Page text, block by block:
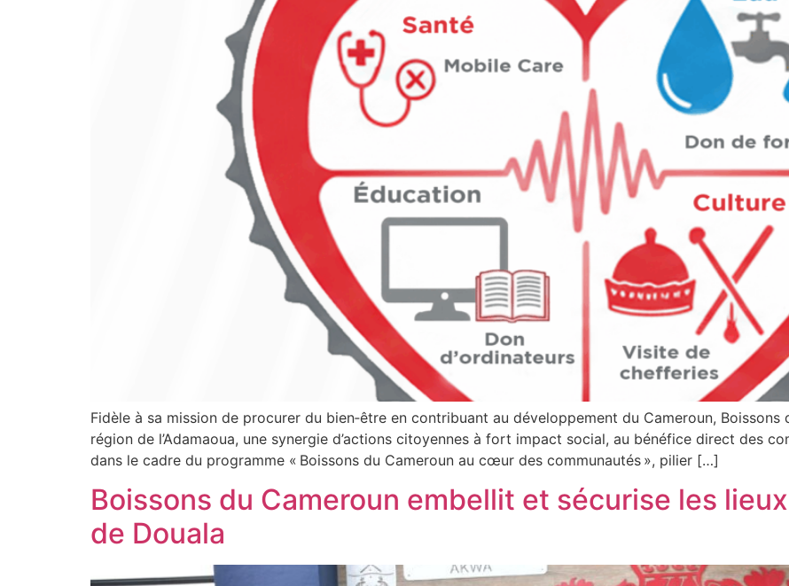
Fidèle à sa mission de procurer du bien‑être en contribuant au développement du Cameroun,
région de l’Adamaoua, une synergie d’actions citoyennes à fort impact social, au bénéfice direct des
dans le cadre du programme « Boissons du Cameroun au cœur des communautés », pilier […]
Boissons du Cameroun embellit et sécurise les
de Douala